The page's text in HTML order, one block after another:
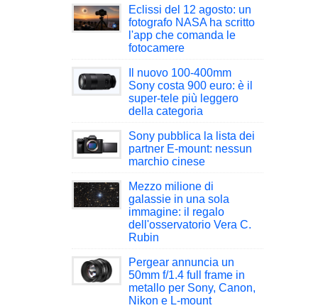
Eclissi del 12 agosto: un
fotografo NASA ha scritto
l'app che comanda le
fotocamere
Il nuovo 100-400mm
Sony costa 900 euro: è il
super-tele più leggero
della categoria
Sony pubblica la lista dei
partner E-mount: nessun
marchio cinese
Mezzo milione di
galassie in una sola
immagine: il regalo
dell'osservatorio Vera C.
Rubin
Pergear annuncia un
50mm f/1.4 full frame in
metallo per Sony, Canon,
Nikon e L-mount